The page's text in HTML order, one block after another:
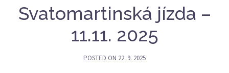
Svatomartinská jízda –
11.11. 2025
POSTED ON 22. 9. 2025